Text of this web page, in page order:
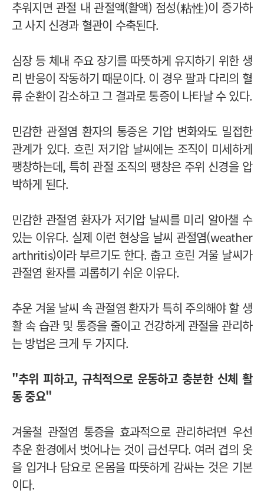
추워지면 관절 내 관절액(활액) 점성(粘性)이 증가하
고 사지 신경과 혈관이 수축된다.
심장 등 체내 주요 장기를 따뜻하게 유지하기 위한 생
리 반응이 작동하기 때문이다. 이 경우 팔과 다리의 혈
류 순환이 감소하고 그 결과로 통증이 나타날 수 있다.
민감한 관절염 환자의 통증은 기압 변화와도 밀접한
관계가 있다. 흐린 저기압 날씨에는 조직이 미세하게
팽창하는데, 특히 관절 조직의 팽창은 주위 신경을 압
박하게 된다.
민감한 관절염 환자가 저기압 날씨를 미리 알아챌 수
있는 이유다. 실제 이런 현상을 날씨 관절염(weather
arthritis)이라 부르기도 한다. 춥고 흐린 겨울 날씨가
관절염 환자를 괴롭히기 쉬운 이유다.
추운 겨울 날씨 속 관절염 환자가 특히 주의해야 할 생
활 속 습관 및 통증을 줄이고 건강하게 관절을 관리하
는 방법은 크게 두 가지다.
"추위 피하고, 규칙적으로 운동하고 충분한 신체 활
동 중요"
겨울철 관절염 통증을 효과적으로 관리하려면 우선
추운 환경에서 벗어나는 것이 급선무다. 여러 겹의 옷
을 입거나 담요로 온몸을 따뜻하게 감싸는 것은 기본
이다.